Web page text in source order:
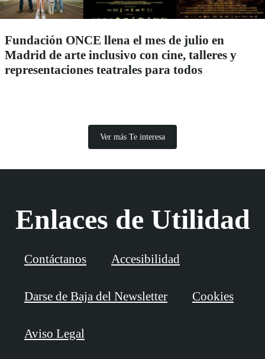
Fundación ONCE llena el mes de julio en
Madrid de arte inclusivo con cine, talleres y
representaciones teatrales para todos
Ver más Te interesa
Enlaces de Utilidad
Contáctanos Accesibilidad
Darse de Baja del Newsletter Cookies
Aviso Legal